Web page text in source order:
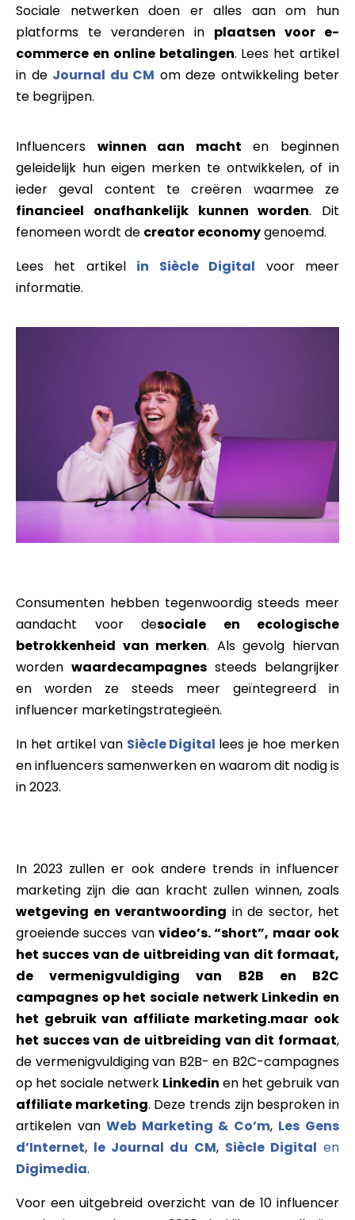
Sociale netwerken doen er alles aan om hun
platforms te veranderen in plaatsen voor e-
commerce en online betalingen. Lees het artikel
in de Journal du CM om deze ontwikkeling beter
te begrijpen.
Influencers winnen aan macht en beginnen
geleidelijk hun eigen merken te ontwikkelen, of in
ieder geval content te creëren waarmee ze
financieel onafhankelijk kunnen worden. Dit
fenomeen wordt de creator economygenoemd.
Lees het artikel in Siècle Digital voor meer
informatie.
Consumenten hebben tegenwoordig steeds meer
aandacht voor desociale en ecologische
betrokkenheid van merken. Als gevolg hiervan
worden waardecampagnes steeds belangrijker
en worden ze steeds meer geïntegreerd in
influencer marketingstrategieën.
In het artikel van Siècle Digital lees je hoe merken
en influencers samenwerken en waarom dit nodig is
in 2023.
In 2023 zullen er ook andere trends in influencer
marketing zijn die aan kracht zullen winnen, zoals
wetgeving en verantwoording in de sector, het
groeiende succes van video’s. “short”, maar ook
het succes van de uitbreiding van dit formaat,
de vermenigvuldiging van B2B en B2C
campagnes op het sociale netwerk Linkedin en
het gebruik van affiliate marketing.maar ook
het succes van de uitbreiding van dit formaat,
de vermenigvuldiging van B2B- en B2C-campagnes
op het sociale netwerk Linkedin en het gebruik van
affiliate marketing. Deze trends zijn besproken in
artikelen vanWeb Marketing & Co’m, Les Gens
d’Internet, le Journal du CM, Siècle Digital en
Digimedia.
Voor een uitgebreid overzicht van de 10 influencer